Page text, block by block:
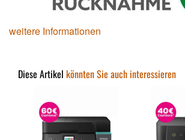
weitere Informationen
Diese Artikel könnten Sie auch interessieren